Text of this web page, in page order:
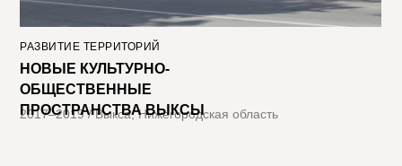
НОВЫЕ КУЛЬТУРНО-
ОБЩЕСТВЕННЫЕ
ПРОСТРАНСТВА ВЫКСЫ
2017–2019 / Выкса, Нижегородская область
РАЗВИТИЕ ТЕРРИТОРИЙ